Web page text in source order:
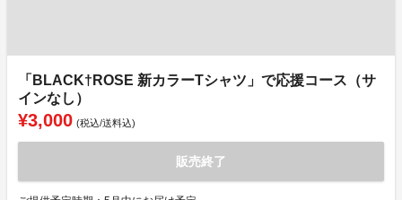
「BLACK†ROSE 新カラーTシャツ」で応援コース（サ
インなし）
¥3,000 (税込/送料込)
販売終了